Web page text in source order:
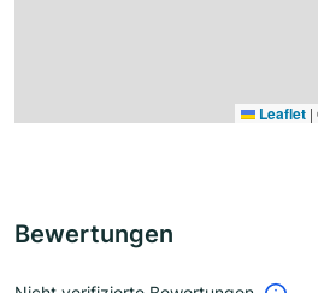
Leaflet |
Bewertungen